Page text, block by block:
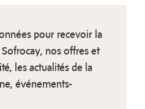
pour recevoir la
nos offres et
les actualités de la
événements-